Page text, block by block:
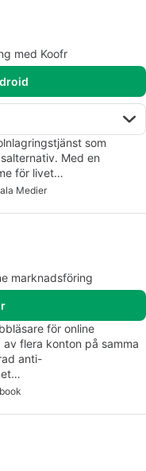
med Koofr
som
Med en
för livet…
Medier
marknadsföring
för online
flera konton på samma
anti-